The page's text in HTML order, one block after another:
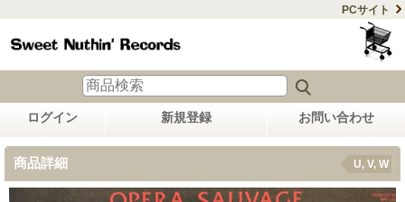
PCサイト
ログイン 新規登録 お問い合わせ
商品詳細 U, V, W